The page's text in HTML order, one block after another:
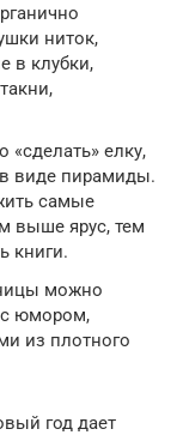
ниток,
в клубки,
елку,
виде пирамиды.
самые
выше ярус, тем
книги.
можно
с юмором,
из плотного
год дает